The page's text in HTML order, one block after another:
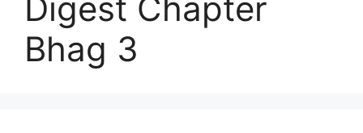
Digest Chapter
Bhag 3